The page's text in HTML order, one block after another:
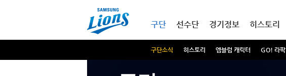
구단
구단소식 히스토리 엠블럼 캐릭터 GO! 라팍
선수단 경기정보 히스토리